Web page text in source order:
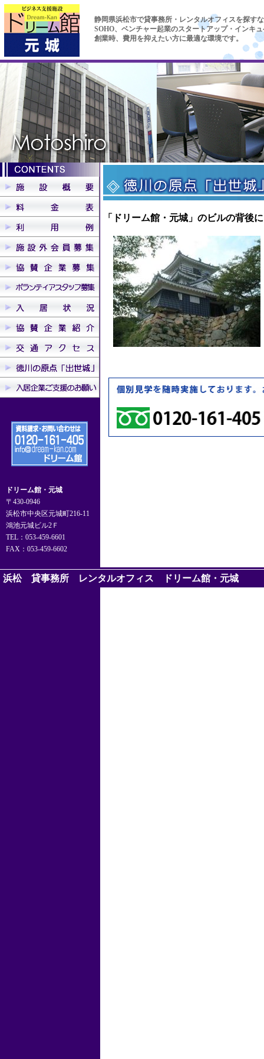
静岡県浜松市で貸事務所・レンタルオフィスを探す
SOHO、ベンチャー起業のスタートアップ・インキ
創業時、費用を抑えたい方に最適な環境です。
ドリーム館・元城
〒430-0946
浜松市中央区元城町216-11
鴻池元城ビル2Ｆ
TEL：053-459-6601
FAX：053-459-6602
「ドリーム館・元城」のビルの背後
浜松 貸事務所 レンタルオフィス ドリーム館・元城